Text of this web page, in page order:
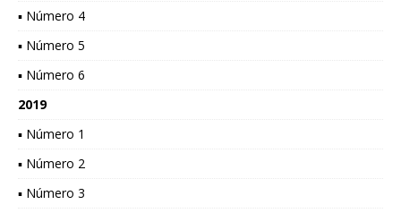
▪ Número 4
▪ Número 5
▪ Número 6
2019
▪ Número 1
▪ Número 2
▪ Número 3